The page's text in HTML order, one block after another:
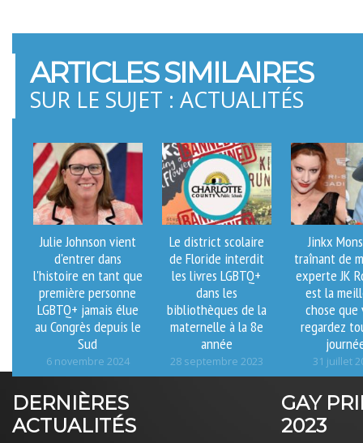
ARTICLES SIMILAIRES
SUR LE SUJET : ACTUALITÉS
Julie Johnson vient
d'entrer dans
l'histoire en tant que
première personne
LGBTQ+ jamais élue
au Congrès depuis le
Sud
6 novembre 2024
Le district scolaire
de Floride interdit
les livres LGBTQ+
dans les
bibliothèques de la
maternelle à la 8e
année
28 septembre 2023
Jinkx
traînant de
experte JK
est la
chose que
regardez
31 juillet
DERNIÈRES
ACTUALITÉS
GAY
2023